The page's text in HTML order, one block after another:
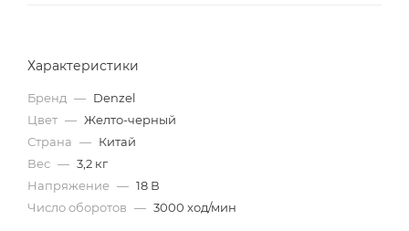
Характеристики
Бренд — Denzel
Цвет — Желто-черный
Страна — Китай
Вес — 3,2 кг
Напряжение — 18 В
Число оборотов — 3000 ход/мин